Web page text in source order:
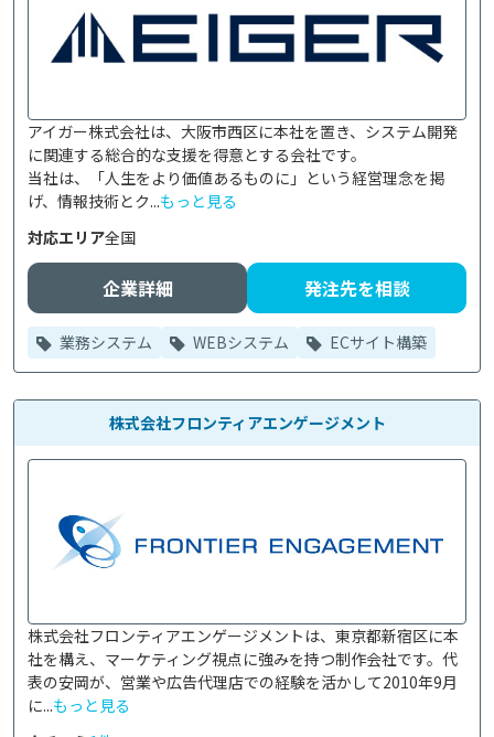
アイガー株式会社は、大阪市西区に本社を置き、システム開発
に関連する総合的な支援を得意とする会社です。
当社は、「人生をより価値あるものに」という経営理念を掲
げ、情報技術とク...もっと見る
対応エリア全国
企業詳細 発注先を相談
業務システム WEBシステム ECサイト構築
株式会社フロンティアエンゲージメント
株式会社フロンティアエンゲージメントは、東京都新宿区に本
社を構え、マーケティング視点に強みを持つ制作会社です。代
表の安岡が、営業や広告代理店での経験を活かして2010年9月
に...もっと見る